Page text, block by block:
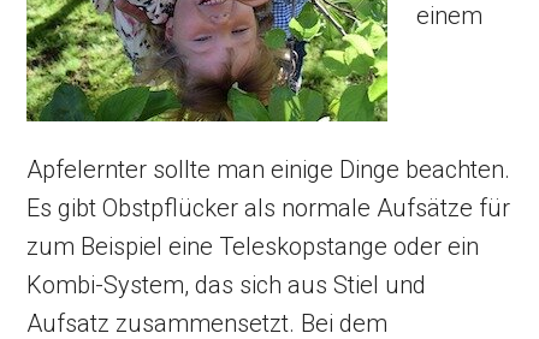
einem
Apfelernter sollte man einige Dinge beachten.
Es gibt Obstpflücker als normale Aufsätze für
zum Beispiel eine Teleskopstange oder ein
Kombi-System, das sich aus Stiel und
Aufsatz zusammensetzt. Bei dem